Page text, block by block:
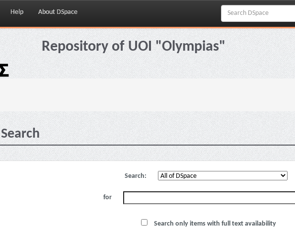
Help About DSpace
Repository of UOI "Olympias"
Search
Search:
for
Search only items with full text availability